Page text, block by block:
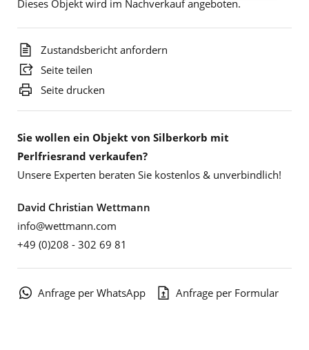
Dieses Objekt wird im Nachverkauf angeboten.
Zustandsbericht anfordern
Seite teilen
Seite drucken
Sie wollen ein Objekt von Silberkorb mit
Perlfriesrand verkaufen?
Unsere Experten beraten Sie kostenlos & unverbindlich!
David Christian Wettmann
info@wettmann.com
+49 (0)208 - 302 69 81
Anfrage per WhatsApp Anfrage per Formular